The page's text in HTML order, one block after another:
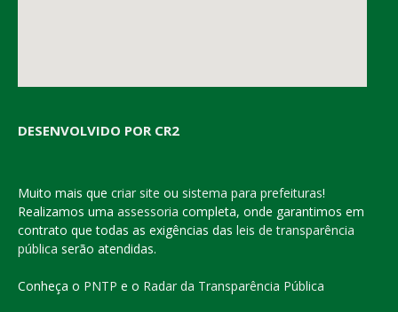
DESENVOLVIDO POR CR2
Muito mais que criar site ou sistema para prefeituras!
Realizamos uma assessoria completa, onde garantimos em
contrato que todas as exigências das leis de transparência
pública serão atendidas.
Conheça o PNTP e o Radar da Transparência Pública